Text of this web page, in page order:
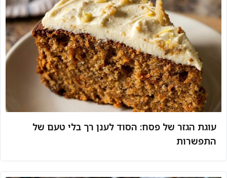
עוגת הגזר של פסח: הסוד לענן רך בלי טעם של
התפשרות